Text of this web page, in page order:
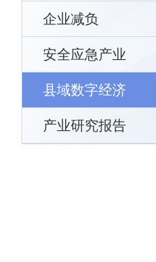
企业减负
安全应急产业
县域数字经济
产业研究报告